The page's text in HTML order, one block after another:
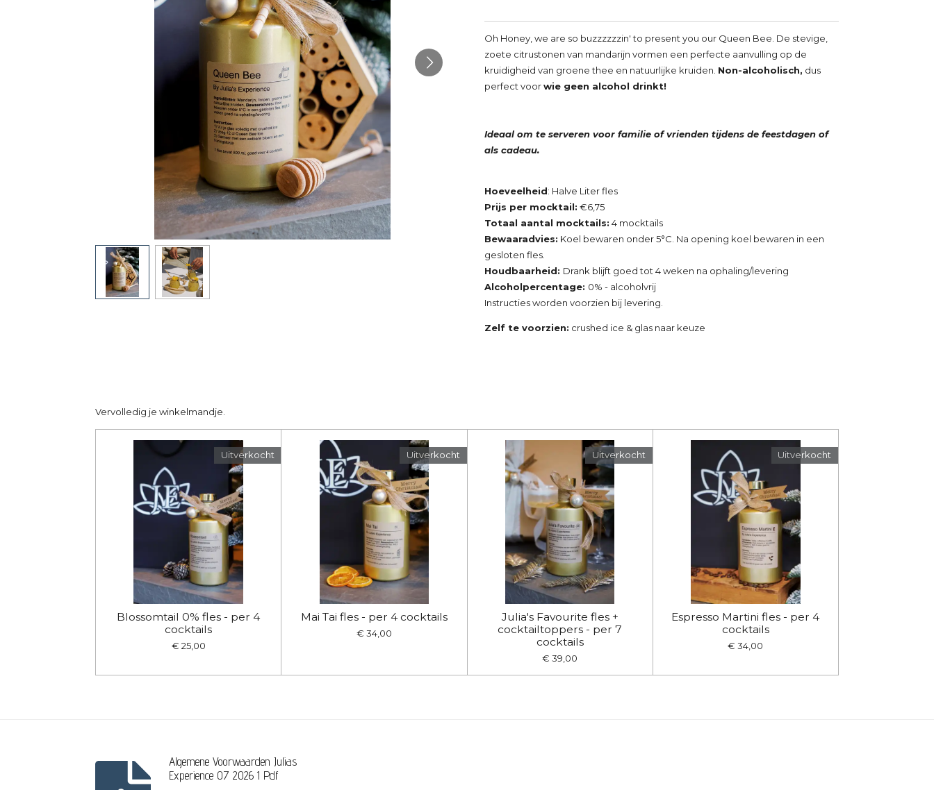
Oh Honey, we are so buzzzzzzin' to present you our Queen Bee. De stevige,
zoete citrustonen van mandarijn vormen een perfecte aanvulling op de
kruidigheid van groene thee en natuurlijke kruiden. Non-alcoholisch, dus
perfect voorwie geen alcohol drinkt!
Ideaal om te serveren voor familie of vrienden tijdens de feestdagen of
als cadeau.
Hoeveelheid: Halve Liter fles
Prijs per mocktail: €6,75
Totaal aantal mocktails: 4 mocktails
Bewaaradvies: Koel bewaren onder 5°C. Na opening koel bewaren in een
gesloten fles.
Houdbaarheid: Drank blijft goed tot 4 weken na ophaling/levering
Alcoholpercentage: 0% - alcoholvrij
Instructies worden voorzien bij levering.
Zelf te voorzien: crushed ice & glas naar keuze
Vervolledig je winkelmandje.
Uitverkocht
Blossomtail 0% fles - per 4
cocktails
€ 25,00
Uitverkocht
Mai Tai fles - per 4 cocktails
€ 34,00
Uitverkocht
Julia's Favourite fles +
cocktailtoppers - per 7
cocktails
€ 39,00
Uitverkocht
Espresso Martini fles - per 4
cocktails
€ 34,00
Algemene Voorwaarden Julias
Experience 07 2026 1 Pdf